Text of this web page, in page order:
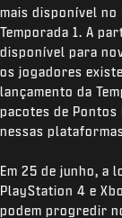
mais disponível no
Temporada 1. A
disponível para
os jogadores
lançamento da
pacotes de Pontos
nessas
Em 25 de junho, a
PlayStation 4 e
podem progredir